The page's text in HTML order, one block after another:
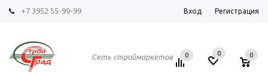
+7 3952 55-99-99 Вход Регистрация
Сеть строймаркетов 0 0 0